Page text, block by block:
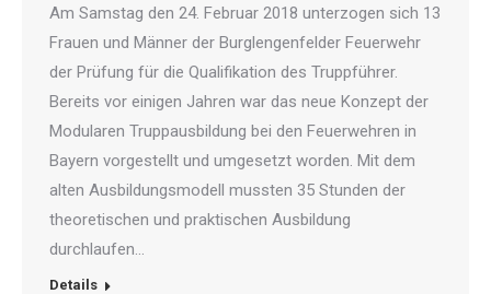
Am Samstag den 24. Februar 2018 unterzogen sich 13
Frauen und Männer der Burglengenfelder Feuerwehr
der Prüfung für die Qualifikation des Truppführer.
Bereits vor einigen Jahren war das neue Konzept der
Modularen Truppausbildung bei den Feuerwehren in
Bayern vorgestellt und umgesetzt worden. Mit dem
alten Ausbildungsmodell mussten 35 Stunden der
theoretischen und praktischen Ausbildung
durchlaufen…
Details